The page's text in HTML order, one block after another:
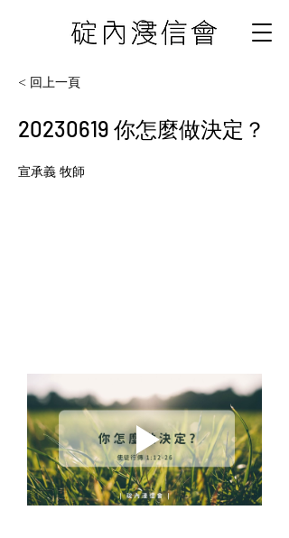
< 回上一頁
20230619 你怎麼做決定？
宣承義 牧師